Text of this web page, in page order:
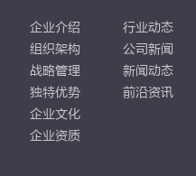
企业介绍
组织架构
战略管理
独特优势
企业文化
企业资质
行业动态
公司新闻
新闻动态
前沿资讯